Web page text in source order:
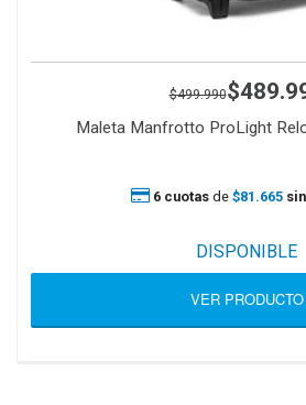
$499.990
Maleta Manfrotto ProLight
6 cuotas de $81.665
DISPONIBLE
VER PRODUCTO